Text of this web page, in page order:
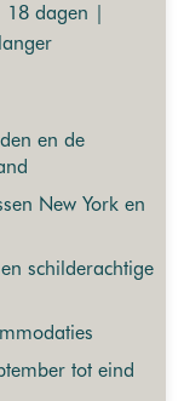
dagen |
en de
New York en
schilderachtige
tot eind